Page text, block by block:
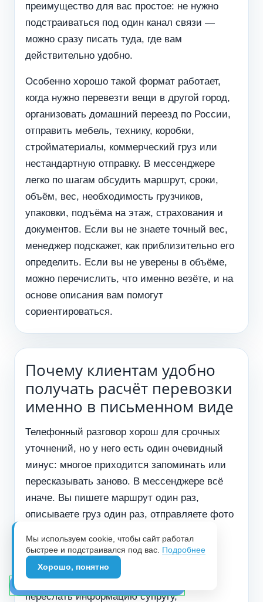
преимущество для вас простое: не нужно
подстраиваться под один канал связи —
можно сразу писать туда, где вам
действительно удобно.
Особенно хорошо такой формат работает,
когда нужно перевезти вещи в другой город,
организовать домашний переезд по России,
отправить мебель, технику, коробки,
стройматериалы, коммерческий груз или
нестандартную отправку. В мессенджере
легко по шагам обсудить маршрут, сроки,
объём, вес, необходимость грузчиков,
упаковки, подъёма на этаж, страхования и
документов. Если вы не знаете точный вес,
менеджер подскажет, как приблизительно его
определить. Если вы не уверены в объёме,
можно перечислить, что именно везёте, и на
основе описания вам помогут
сориентироваться.
Почему клиентам удобно
получать расчёт перевозки
именно в письменном виде
Телефонный разговор хорош для срочных
уточнений, но у него есть один очевидный
минус: многое приходится запоминать или
пересказывать заново. В мессенджере всё
иначе. Вы пишете маршрут один раз,
описываете груз один раз, отправляете фото
остаётся в переписке. Это удобно, когда
нужно сравнить несколько вариантов
перевозки, вернуться к расчёту позже,
переслать информацию супругу,
Мы используем cookie, чтобы сайт работал
быстрее и подстраивался под вас. Подробнее
Хорошо, понятно